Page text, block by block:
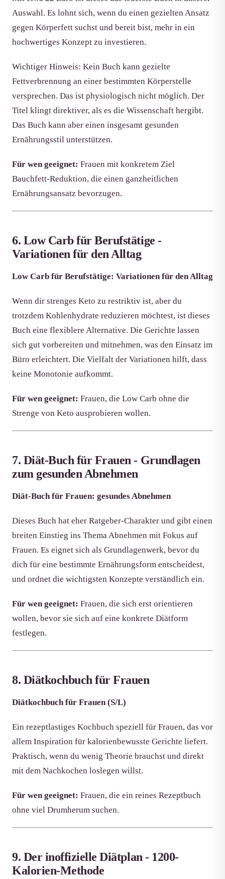
Auswahl. Es lohnt sich, wenn du einen gezielten Ansatz
gegen Körperfett suchst und bereit bist, mehr in ein
hochwertiges Konzept zu investieren.
Wichtiger Hinweis: Kein Buch kann gezielte
Fettverbrennung an einer bestimmten Körperstelle
versprechen. Das ist physiologisch nicht möglich. Der
Titel klingt direktiver, als es die Wissenschaft hergibt.
Das Buch kann aber einen insgesamt gesunden
Ernährungsstil unterstützen.
Für wen geeignet: Frauen mit konkretem Ziel
Bauchfett-Reduktion, die einen ganzheitlichen
Ernährungsansatz bevorzugen.
6. Low Carb für Berufstätige -
Variationen für den Alltag
Low Carb für Berufstätige: Variationen für den Alltag
Wenn dir strenges Keto zu restriktiv ist, aber du
trotzdem Kohlenhydrate reduzieren möchtest, ist dieses
Buch eine flexiblere Alternative. Die Gerichte lassen
sich gut vorbereiten und mitnehmen, was den Einsatz im
Büro erleichtert. Die Vielfalt der Variationen hilft, dass
keine Monotonie aufkommt.
Für wen geeignet: Frauen, die Low Carb ohne die
Strenge von Keto ausprobieren wollen.
7. Diät-Buch für Frauen - Grundlagen
zum gesunden Abnehmen
Diät-Buch für Frauen: gesundes Abnehmen
Dieses Buch hat eher Ratgeber-Charakter und gibt einen
breiten Einstieg ins Thema Abnehmen mit Fokus auf
Frauen. Es eignet sich als Grundlagenwerk, bevor du
dich für eine bestimmte Ernährungsform entscheidest,
und ordnet die wichtigsten Konzepte verständlich ein.
Für wen geeignet: Frauen, die sich erst orientieren
wollen, bevor sie sich auf eine konkrete Diätform
festlegen.
8. Diätkochbuch für Frauen
Diätkochbuch für Frauen (S/L)
Ein rezeptlastiges Kochbuch speziell für Frauen, das vor
allem Inspiration für kalorienbewusste Gerichte liefert.
Praktisch, wenn du wenig Theorie brauchst und direkt
mit dem Nachkochen loslegen willst.
Für wen geeignet: Frauen, die ein reines Rezeptbuch
ohne viel Drumherum suchen.
9. Der inoffizielle Diätplan - 1200-
Kalorien-Methode